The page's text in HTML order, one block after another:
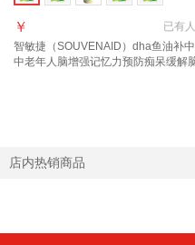
已有
￥
智敏捷（SOUVENAID）dha鱼油补
中老年人脑增强记忆力预防痴呆缓解
店内热销商品